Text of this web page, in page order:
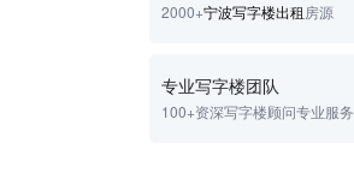
2000+宁波写字楼出租 房源
专业写字楼团队
100+资深写字楼顾问专业服务